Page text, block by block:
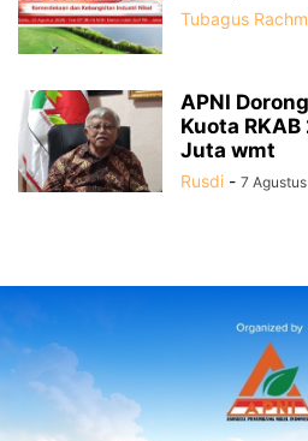
Tubagus
APNI
Kuota
Juta wmt
Rusdi - 7